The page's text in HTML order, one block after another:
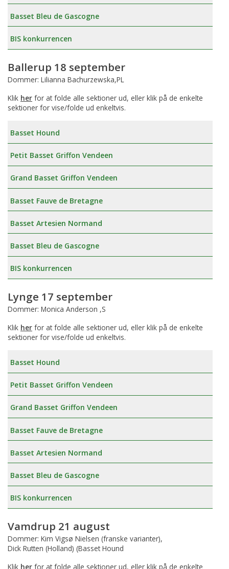
Basset Bleu de Gascogne
BIS konkurrencen
Ballerup 18 september
Dommer: Lilianna Bachurzewska,PL
Klik her for at folde alle sektioner ud, eller klik på de enkelte
sektioner for vise/folde ud enkeltvis.
Basset Hound
Petit Basset Griffon Vendeen
Grand Basset Griffon Vendeen
Basset Fauve de Bretagne
Basset Artesien Normand
Basset Bleu de Gascogne
BIS konkurrencen
Lynge 17 september
Dommer: Monica Anderson ,S
Klik her for at folde alle sektioner ud, eller klik på de enkelte
sektioner for vise/folde ud enkeltvis.
Basset Hound
Petit Basset Griffon Vendeen
Grand Basset Griffon Vendeen
Basset Fauve de Bretagne
Basset Artesien Normand
Basset Bleu de Gascogne
BIS konkurrencen
Vamdrup 21 august
Dommer: Kim Vigsø Nielsen (franske varianter),
Dick Rutten (Holland) (Basset Hound
Klik her for at folde alle sektioner ud, eller klik på de enkelte